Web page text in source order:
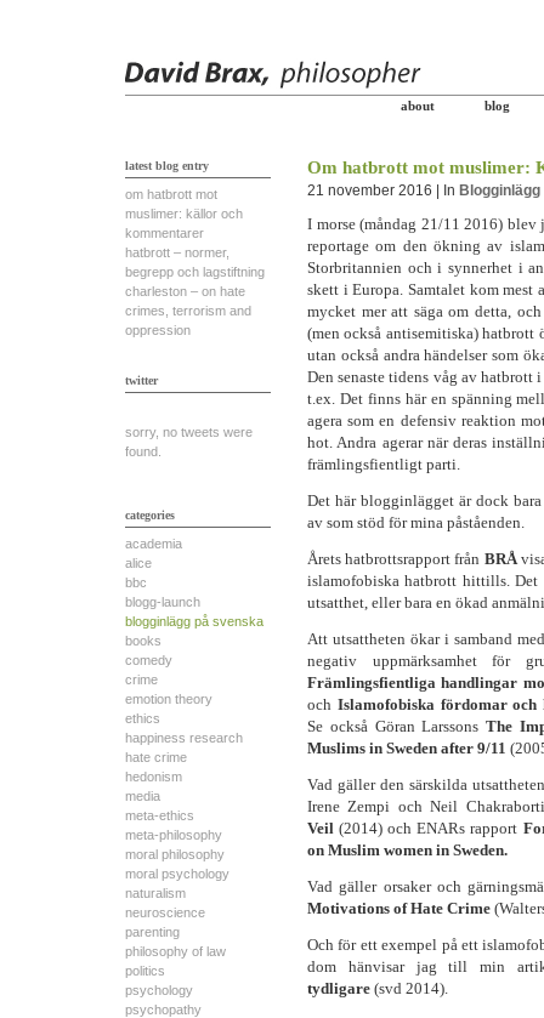
about blog
Om hatbrott mot muslimer:
21 november 2016 | In
I morse (måndag 21/11 2016)
reportage om den ökning av
Storbritannien och i synnerhet i
skett i Europa. Samtalet kom mest
mycket mer att säga om detta,
(men också antisemitiska) hatbrott
utan också andra händelser som
Den senaste tidens våg av hatbrott
t.ex. Det finns här en spänning
agera som en defensiv reaktion
hot. Andra agerar när deras
främlingsfientligt parti.
Det här blogginlägget är dock
av som stöd för mina påståenden.
Årets hatbrottsrapport från BRÅ
islamofobiska hatbrott hittills. Det
utsatthet, eller bara en ökad
Att utsattheten ökar i samband
negativ uppmärksamhet för
Främlingsfientliga handlingar
och Islamofobiska fördomar och
Se också Göran LarssonsThe
Muslims in Sweden after 9/11
Vad gäller den särskilda
Irene Zempi och Neil
Veil (2014) och ENARs rapport
on Muslim women in Sweden.
Vad gäller orsaker och
Motivations of Hate Crime
Och för ett exempel på ett
dom hänvisar jag till min
tydligare (svd 2014).
latest blog entry
om hatbrott mot
muslimer: källor och
kommentarer
hatbrott – normer,
begrepp och lagstiftning
charleston – on hate
crimes, terrorism and
oppression
twitter
sorry, no tweets were
found.
categories
academia
alice
bbc
blogg-launch
blogginlägg på svenska
books
comedy
crime
emotion theory
ethics
happiness research
hate crime
hedonism
media
meta-ethics
meta-philosophy
moral philosophy
moral psychology
naturalism
neuroscience
parenting
philosophy of law
politics
psychology
psychopathy